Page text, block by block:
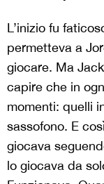
L’inizio fu
permetteva a
giocare. Ma
capire che in
momenti: quelli
sassofono. E
giocava
lo giocava da